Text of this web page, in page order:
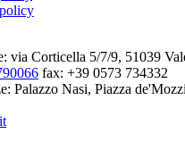
via Corticella 5/7/9, 51039
fax: +39 0573 734332
Palazzo Nasi, Piazza